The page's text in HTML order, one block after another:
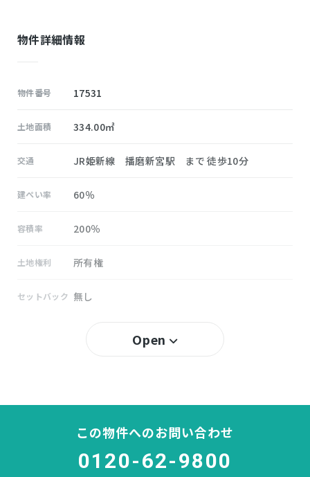
物件詳細情報
物件番号 17531
土地面積 334.00㎡
交通 JR姫新線 播磨新宮駅 まで 徒歩10分
建ぺい率 60％
容積率 200％
土地権利 所有権
セットバック 無し
なし
宅地
Open
この物件へのお問い合わせ
0120-62-9800